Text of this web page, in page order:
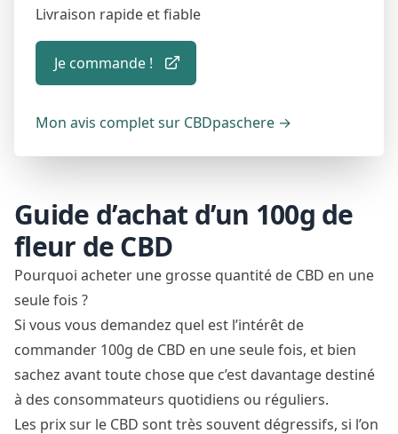
Livraison rapide et fiable
Je commande !
Mon avis complet sur CBDpaschere →
Guide d’achat d’un 100g de
fleur de CBD
Pourquoi acheter une grosse quantité de CBD en une
seule fois ?
Si vous vous demandez quel est l’intérêt de
commander 100g de CBD en une seule fois, et bien
sachez avant toute chose que c’est davantage destiné
à des consommateurs quotidiens ou réguliers.
Les prix sur le CBD sont très souvent dégressifs, si l’on